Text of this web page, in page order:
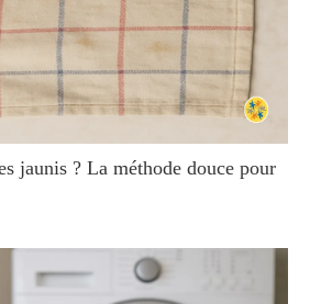
jaunis ? La méthode douce pour